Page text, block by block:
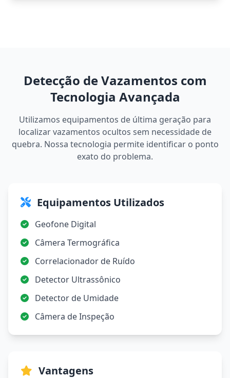
Detecção de Vazamentos com
Tecnologia Avançada
Utilizamos equipamentos de última geração para
localizar vazamentos ocultos sem necessidade de
quebra. Nossa tecnologia permite identificar o ponto
exato do problema.
Equipamentos Utilizados
Geofone Digital
Câmera Termográfica
Correlacionador de Ruído
Detector Ultrassônico
Detector de Umidade
Câmera de Inspeção
Vantagens